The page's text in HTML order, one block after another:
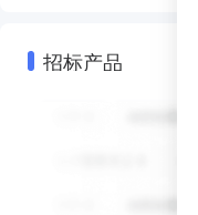
招标产品